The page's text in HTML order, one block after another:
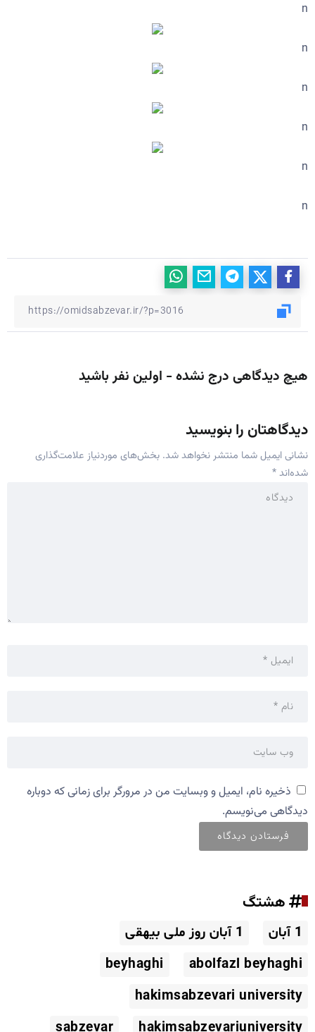
n
n
n
n
n
n
هیچ دیدگاهی درج نشده - اولین نفر باشید
دیدگاهتان را بنویسید
نشانی ایمیل شما منتشر نخواهد شد. بخش‌های موردنیاز علامت‌گذاری
شده‌اند*
ذخیره نام، ایمیل و وبسایت من در مرورگر برای زمانی که دوباره
دیدگاهی می‌نویسم.
هشتگ
1 آبان
1 آبان روز ملی بیهقی
abolfazl beyhaghi
beyhaghi
hakimsabzevari university
hakimsabzevariuniversity
sabzevar